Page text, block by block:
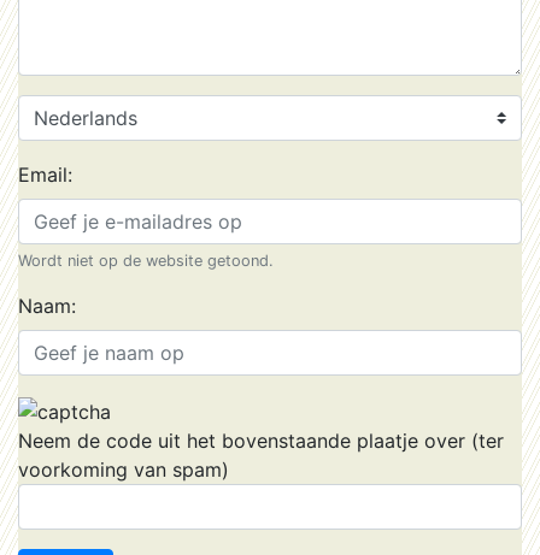
Email:
Wordt niet op de website getoond.
Naam:
Neem de code uit het bovenstaande plaatje over (ter
voorkoming van spam)